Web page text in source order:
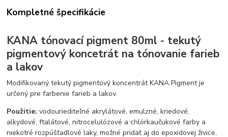
Kompletné špecifikácie
KANA tónovací pigment 80ml - tekutý
pigmentový koncetrát na tónovanie farieb
a lakov
Modifikovaný tekutý pigmentový koncentrát KANA Pigment je
určený pre farbenie farieb a lakov.
Použitie: vodouriediteľné akrylátové, emulzné, kriedové,
alkydové, ftalátové, nitrocelulózové a chlórkaučukové farby a
niekotré rozpúšťadlové laky, možné pridať aj do epoxidovej živice,